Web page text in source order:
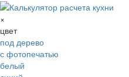
×
цвет
под дерево
с фотопечатью
белый